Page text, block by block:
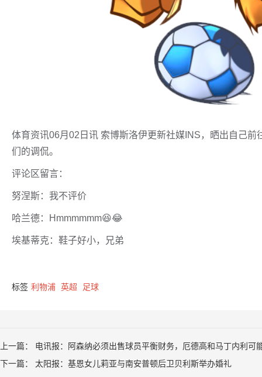
体育资讯06月02日讯 索博斯洛伊更新社媒INS，晒出自己
们的调侃。
评论区留言：
努涅斯：我不评价
哈兰德：Hmmmmmm😆😂
埃基蒂克：鞋子好小，兄弟
标签 利物浦 英超 足球
上一篇： 电讯报：阿森纳必须出售球员平衡财务，厄德高和马丁内利可
下一篇： 太阳报：基恩女儿莉亚与南安普顿后卫贝利斯举办婚礼